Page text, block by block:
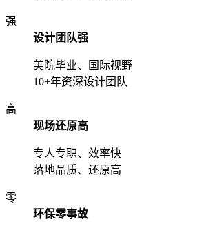
强
设计团队强
美院毕业、国际视野
10+年资深设计团队
高
现场还原高
专人专职、效率快
落地品质、还原高
零
环保零事故